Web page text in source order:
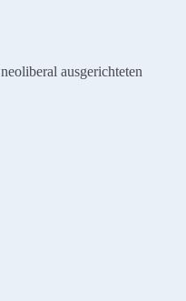
ausgerichteten